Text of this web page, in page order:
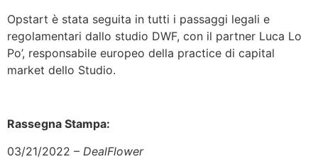
Opstart è stata seguita in tutti i passaggi legali e
regolamentari dallo studio DWF, con il partner Luca Lo
Po’, responsabile europeo della practice di capital
market dello Studio.
Rassegna Stampa:
03/21/2022 – DealFlower